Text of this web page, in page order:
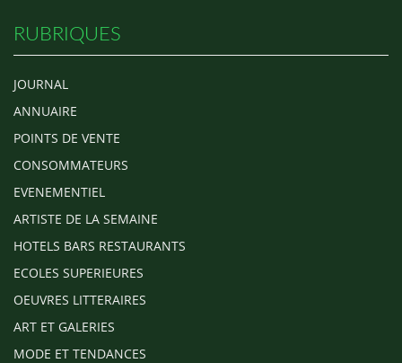
RUBRIQUES
JOURNAL
ANNUAIRE
POINTS DE VENTE
CONSOMMATEURS
EVENEMENTIEL
ARTISTE DE LA SEMAINE
HOTELS BARS RESTAURANTS
ECOLES SUPERIEURES
OEUVRES LITTERAIRES
ART ET GALERIES
MODE ET TENDANCES